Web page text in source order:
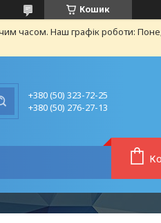
Кошик
часом. Наш графік роботи:
+380 (50) 323-72-25
+380 (50) 276-27-13